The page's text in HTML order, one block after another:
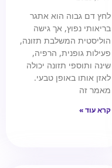
לחץ דם גבוה הוא אתגר
בריאותי נפוץ, אך גישה
הוליסטית המשלבת תזונה,
פעילות גופנית, הרפיה,
שינה ותוספי תזונה יכולה
לאזן אותו באופן טבעי.
מאמר זה
קרא עוד »